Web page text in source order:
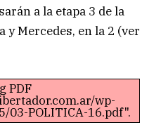
a la etapa 3 de la
y Mercedes, en la 2 (ver
PDF
wp-
03-POLITICA-16.pdf".